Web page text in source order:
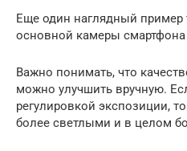
Еще один наглядный пример
основной камеры смартфона
Важно понимать, что
можно улучшить вручную.
регулировкой экспозиции,
более светлыми и в целом